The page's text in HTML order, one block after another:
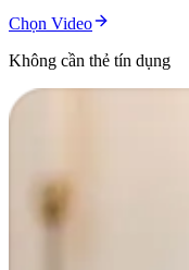
Chọn Video
Không cần thẻ tín dụng